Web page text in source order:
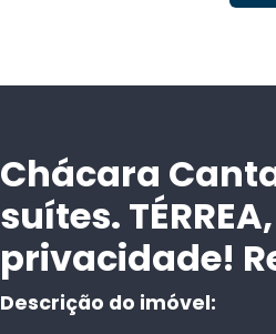
Chácara
suítes.
privacidade!
Descrição do imóvel: